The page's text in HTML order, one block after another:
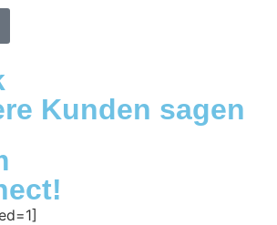
Kunden sagen